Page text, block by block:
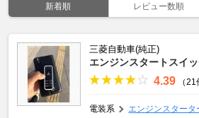
新着順 レビュー数順
三菱自動車(純正)
エンジンスタートスイ
4.39 （21
電装系 エンジンスタータ